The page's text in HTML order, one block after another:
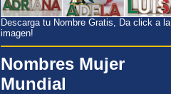
Descarga tu Nombre Gratis, Da click a la
imagen!
Nombres Mujer
Mundial